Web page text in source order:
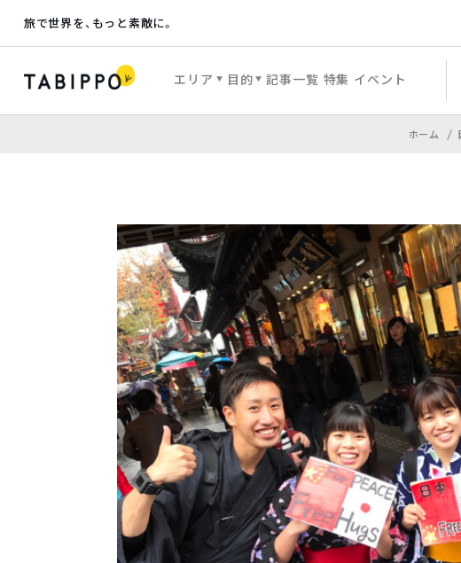
旅で世界を、もっと素敵に。
エリア 目的 記事一覧 特集 イベント
ホーム